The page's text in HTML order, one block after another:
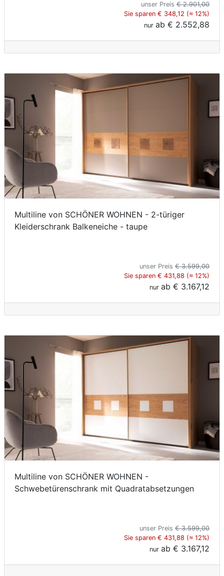
unser Preis € 2.901,00
Sie sparen € 348,12 (≈ 12%)
nur ab € 2.552,88
Multiline von SCHÖNER WOHNEN - 2-türiger
Kleiderschrank Balkeneiche - taupe
unser Preis € 3.599,00
Sie sparen € 431,88 (≈ 12%)
nur ab € 3.167,12
Multiline von SCHÖNER WOHNEN -
Schwebetürenschrank mit Quadratabsetzungen
unser Preis € 3.599,00
Sie sparen € 431,88 (≈ 12%)
nur ab € 3.167,12